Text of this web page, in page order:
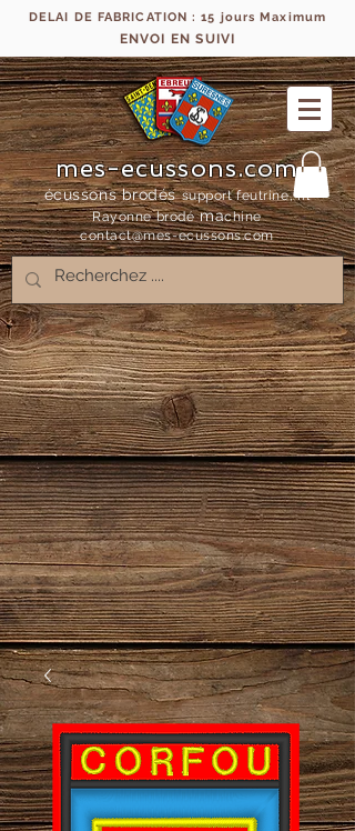
DELAI DE FABRICATION : 15 jours Maximum
ENVOI EN SUIVI
mes-ecussons.com
écussons brodés support feutrine, fil
Rayonne brodémachine
contact@mes-ecussons.com